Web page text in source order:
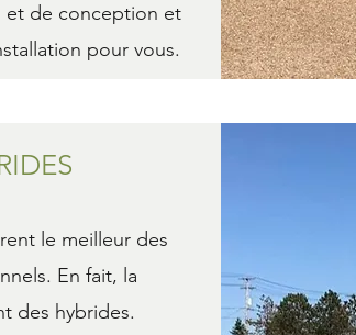
et de conception et
pour vous.
le meilleur des
En fait, la
des hybrides.